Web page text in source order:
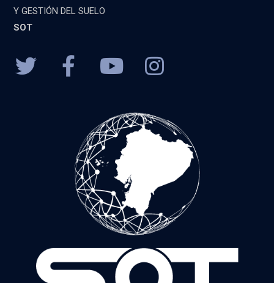
Y GESTIÓN DEL SUELO
SOT